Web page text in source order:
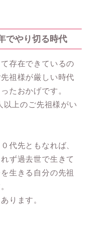
でやり切る時代
存在できているの
祖様が厳しい時代
たおかげです。
以上のご先祖様がい
代先ともなれば、
ず過去世で生きて
生きる自分の先祖
ります。